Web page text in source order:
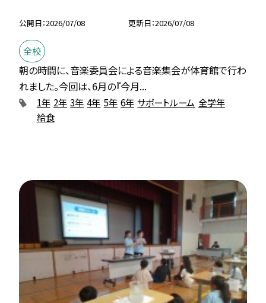
公開日 2026/07/08 更新日 2026/07/08
全校
朝の時間に、音楽委員会による音楽集会が体育館で行わ
れました。今回は、6月の『今月...
1年 2年 3年 4年 5年 6年 サポートルーム 全学年
給食